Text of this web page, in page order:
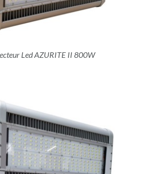
Led AZURITE II 800W